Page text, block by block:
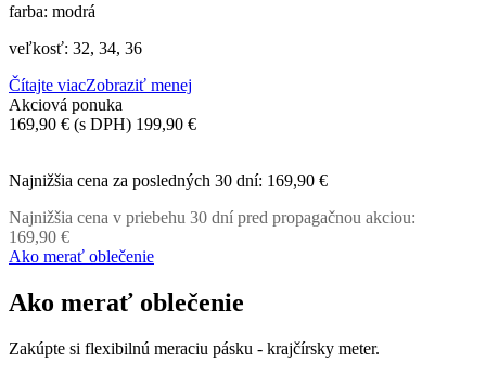
farba: modrá
veľkosť: 32, 34, 36
Čítajte viacZobraziť menej
Akciová ponuka
169,90 € (s DPH) 199,90 €
Najnižšia cena za posledných 30 dní: 169,90 €
Najnižšia cena v priebehu 30 dní pred propagačnou akciou:
169,90 €
Ako merať oblečenie
Ako merať oblečenie
Zakúpte si flexibilnú meraciu pásku - krajčírsky meter.